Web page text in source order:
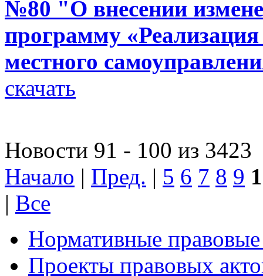
№80 "О внесении
программу
местного
скачать
Новости 91 - 100 из 3423
Начало | Пред. | 5 6 7 8 9
| Все
Нормативные
Проекты правовых